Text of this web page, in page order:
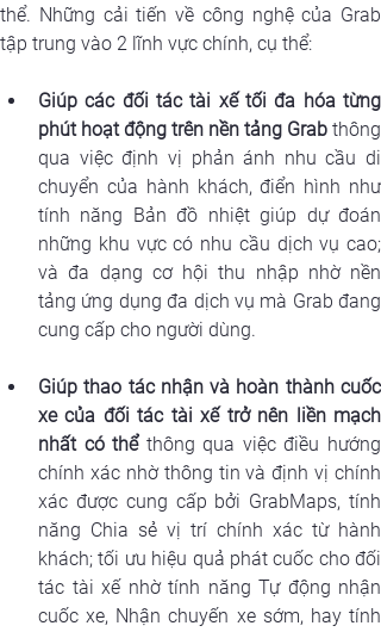
thể. Những cải tiến về công nghệ của Grab
tập trung vào 2 lĩnh vực chính, cụ thể:
Giúp các đối tác tài xế tối đa hóa từng
phút hoạt động trên nền tảng Grab thông
qua việc định vị phản ánh nhu cầu di
chuyển của hành khách, điển hình như
tính năng Bản đồ nhiệt giúp dự đoán
những khu vực có nhu cầu dịch vụ cao;
và đa dạng cơ hội thu nhập nhờ nền
tảng ứng dụng đa dịch vụ mà Grab đang
cung cấp cho người dùng.
Giúp thao tác nhận và hoàn thành cuốc
xe của đối tác tài xế trở nên liền mạch
nhất có thể thông qua việc điều hướng
chính xác nhờ thông tin và định vị chính
xác được cung cấp bởi GrabMaps, tính
năng Chia sẻ vị trí chính xác từ hành
khách; tối ưu hiệu quả phát cuốc cho đối
tác tài xế nhờ tính năng Tự động nhận
cuốc xe, Nhận chuyến xe sớm, hay tính